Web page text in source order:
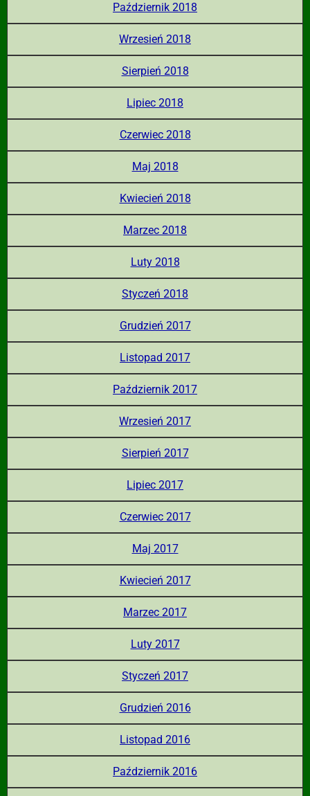
Październik 2018
Wrzesień 2018
Sierpień 2018
Lipiec 2018
Czerwiec 2018
Maj 2018
Kwiecień 2018
Marzec 2018
Luty 2018
Styczeń 2018
Grudzień 2017
Listopad 2017
Październik 2017
Wrzesień 2017
Sierpień 2017
Lipiec 2017
Czerwiec 2017
Maj 2017
Kwiecień 2017
Marzec 2017
Luty 2017
Styczeń 2017
Grudzień 2016
Listopad 2016
Październik 2016